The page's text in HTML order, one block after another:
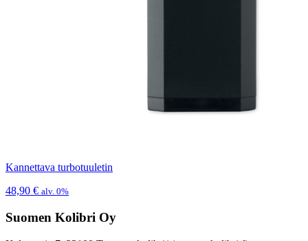
Kannettava turbotuuletin
48,90 € alv. 0%
Suomen Kolibri Oy